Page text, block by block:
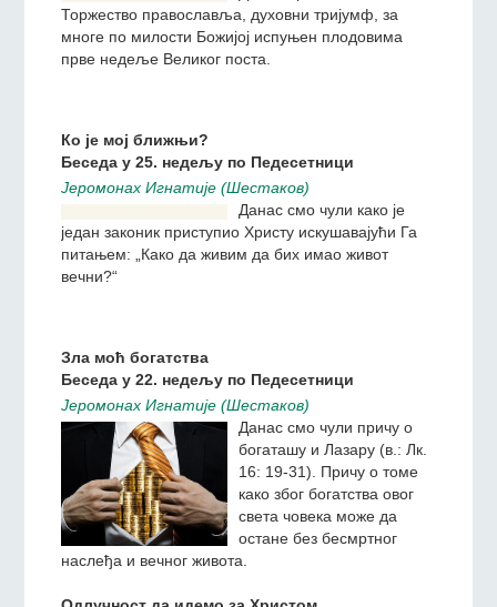
Jeромонах Игнатиjе (Шестаков)
Данас прослављамо
Торжество православља,
Ко је мој ближњи?
Беседа у 25. недељу по Педесетници
Jeромонах Игнатиjе (Шестаков)
Данас смо чули како је
Зла моћ богатства
Беседа у 22. недељу по Педесетници
Jeромонах Игнатиjе (Шестаков)
Данас смо чули причу о
16: 19-31). Причу о томе
како због богатства овог